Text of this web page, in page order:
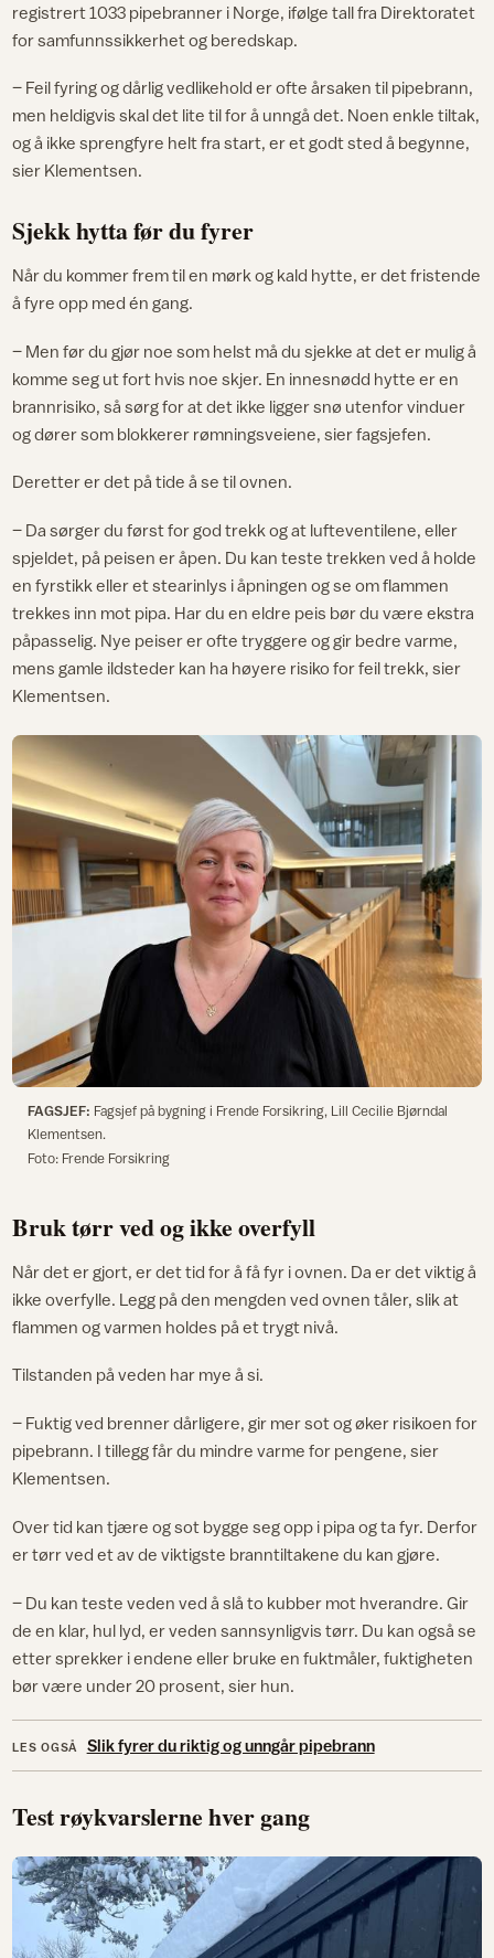
registrert 1033 pipebranner i Norge, ifølge tall fra Direktoratet
for samfunnssikkerhet og beredskap.
– Feil fyring og dårlig vedlikehold er ofte årsaken til pipebrann,
men heldigvis skal det lite til for å unngå det. Noen enkle tiltak,
og å ikke sprengfyre helt fra start, er et godt sted å begynne,
sier Klementsen.
Sjekk hytta før du fyrer
Når du kommer frem til en mørk og kald hytte, er det fristende
å fyre opp med én gang.
– Men før du gjør noe som helst må du sjekke at det er mulig å
komme seg ut fort hvis noe skjer. En innesnødd hytte er en
brannrisiko, så sørg for at det ikke ligger snø utenfor vinduer
og dører som blokkerer rømningsveiene, sier fagsjefen.
Deretter er det på tide å se til ovnen.
– Da sørger du først for god trekk og at lufteventilene, eller
spjeldet, på peisen er åpen. Du kan teste trekken ved å holde
en fyrstikk eller et stearinlys i åpningen og se om flammen
trekkes inn mot pipa. Har du en eldre peis bør du være ekstra
påpasselig. Nye peiser er ofte tryggere og gir bedre varme,
mens gamle ildsteder kan ha høyere risiko for feil trekk, sier
Klementsen.
FAGSJEF: Fagsjef på bygning i Frende Forsikring, Lill Cecilie Bjørndal
Klementsen.
Foto: Frende Forsikring
Bruk tørr ved og ikke overfyll
Når det er gjort, er det tid for å få fyr i ovnen. Da er det viktig å
ikke overfylle. Legg på den mengden ved ovnen tåler, slik at
flammen og varmen holdes på et trygt nivå.
Tilstanden på veden har mye å si.
– Fuktig ved brenner dårligere, gir mer sot og øker risikoen for
pipebrann. I tillegg får du mindre varme for pengene, sier
Klementsen.
Over tid kan tjære og sot bygge seg opp i pipa og ta fyr. Derfor
er tørr ved et av de viktigste branntiltakene du kan gjøre.
– Du kan teste veden ved å slå to kubber mot hverandre. Gir
de en klar, hul lyd, er veden sannsynligvis tørr. Du kan også se
etter sprekker i endene eller bruke en fuktmåler, fuktigheten
bør være under 20 prosent, sier hun.
LES OGSÅ Slik fyrer du riktig og unngår pipebrann
Test røykvarslerne hver gang